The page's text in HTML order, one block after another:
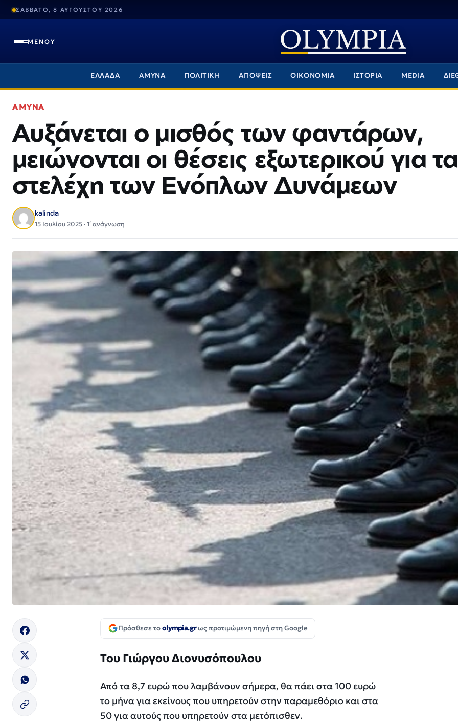
ΣΑΒΒΑΤΟ, 8 ΑΥΓΟΥΣΤΟΥ 2026
ΜΕΝΟΥ
ΕΛΛΑΔΑ ΑΜΥΝΑ ΠΟΛΙΤΙΚΗ ΑΠΟΨΕΙΣ ΟΙΚΟΝΟΜΙΑ ΙΣΤΟΡΙΑ MEDIA
ΑΜΥΝΑ
Αυξάνεται ο μισθός των φαντάρων,
μειώνονται οι θέσεις εξωτερικού για τα
στελέχη των Ενόπλων Δυνάμεων
kalinda
15 Ιουλίου 2025 · 1΄ ανάγνωση
Πρόσθεσε τοolympia.grως προτιμώμενη πηγή στη Google
Του Γιώργου Διονυσόπουλου
Από τα 8,7 ευρώ που λαμβάνουν σήμερα, θα πάει στα 100 ευρώ
το μήνα για εκείνους που υπηρετούν στην παραμεθόριο και στα
50 για αυτούς που υπηρετούν στα μετόπισθεν.